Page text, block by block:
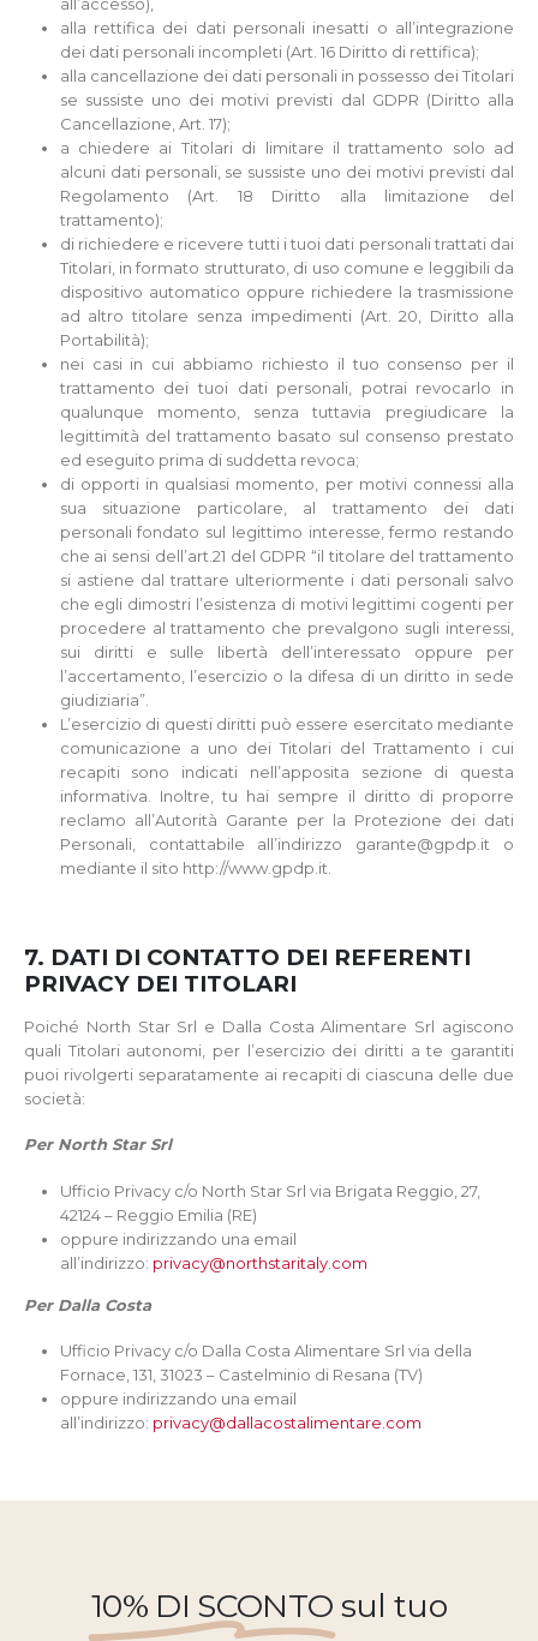
alla rettifica dei dati personali inesatti o all’integrazione
dei dati personali incompleti (Art. 16 Diritto di rettifica);
alla cancellazione dei dati personali in possesso dei Titolari
se sussiste uno dei motivi previsti dal GDPR (Diritto alla
Cancellazione, Art. 17);
a chiedere ai Titolari di limitare il trattamento solo ad
alcuni dati personali, se sussiste uno dei motivi previsti dal
Regolamento (Art. 18 Diritto alla limitazione del
trattamento);
di richiedere e ricevere tutti i tuoi dati personali trattati dai
Titolari, in formato strutturato, di uso comune e leggibili da
dispositivo automatico oppure richiedere la trasmissione
ad altro titolare senza impedimenti (Art. 20, Diritto alla
Portabilità);
nei casi in cui abbiamo richiesto il tuo consenso per il
trattamento dei tuoi dati personali, potrai revocarlo in
qualunque momento, senza tuttavia pregiudicare la
legittimità del trattamento basato sul consenso prestato
ed eseguito prima di suddetta revoca;
di opporti in qualsiasi momento, per motivi connessi alla
sua situazione particolare, al trattamento dei dati
personali fondato sul legittimo interesse, fermo restando
che ai sensi dell’art.21 del GDPR “il titolare del trattamento
si astiene dal trattare ulteriormente i dati personali salvo
che egli dimostri l’esistenza di motivi legittimi cogenti per
procedere al trattamento che prevalgono sugli interessi,
sui diritti e sulle libertà dell’interessato oppure per
l’accertamento, l’esercizio o la difesa di un diritto in sede
giudiziaria”.
L’esercizio di questi diritti può essere esercitato mediante
comunicazione a uno dei Titolari del Trattamento i cui
recapiti sono indicati nell’apposita sezione di questa
informativa. Inoltre, tu hai sempre il diritto di proporre
reclamo all’Autorità Garante per la Protezione dei dati
Personali, contattabile all’indirizzo garante@gpdp.it o
mediante il sito http://www.gpdp.it.
7. DATI DI CONTATTO DEI REFERENTI
PRIVACY DEI TITOLARI
Poiché North Star Srl e Dalla Costa Alimentare Srl agiscono
quali Titolari autonomi, per l’esercizio dei diritti a te garantiti
puoi rivolgerti separatamente ai recapiti di ciascuna delle due
società:
Per North Star Srl
Ufficio Privacy c/o North Star Srl via Brigata Reggio, 27,
42124 – Reggio Emilia (RE)
oppure indirizzando una email
all’indirizzo: privacy@northstaritaly.com
Per Dalla Costa
Ufficio Privacy c/o Dalla Costa Alimentare Srl via della
Fornace, 131, 31023 – Castelminio di Resana (TV)
oppure indirizzando una email
all’indirizzo: privacy@dallacostalimentare.com
10% DI SCONTO sul tuo